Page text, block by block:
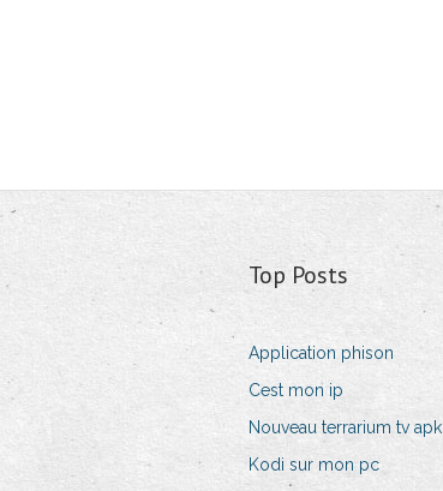
Top Posts
Application phison
Cest mon ip
Nouveau terrarium tv apk
Kodi sur mon pc